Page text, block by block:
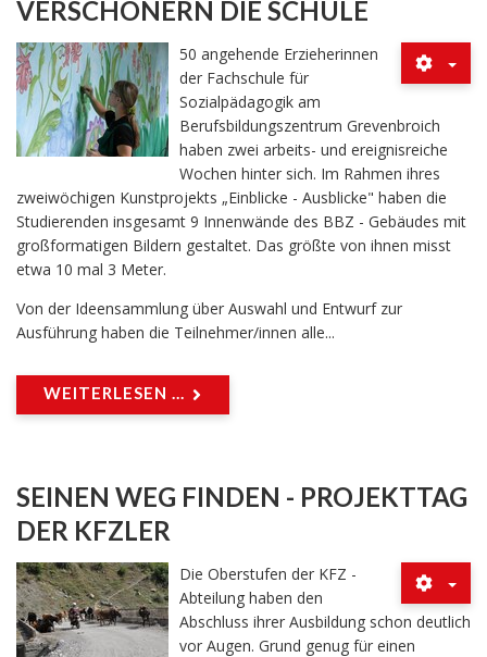
VERSCHÖNERN DIE SCHULE
50 angehende Erzieherinnen
der Fachschule für
Sozialpädagogik am
Berufsbildungszentrum Grevenbroich
haben zwei arbeits- und ereignisreiche
Wochen hinter sich. Im Rahmen ihres
zweiwöchigen Kunstprojekts „Einblicke - Ausblicke" haben die
Studierenden insgesamt 9 Innenwände des BBZ - Gebäudes mit
großformatigen Bildern gestaltet. Das größte von ihnen misst
etwa 10 mal 3 Meter.
Von der Ideensammlung über Auswahl und Entwurf zur
Ausführung haben die Teilnehmer/innen alle...
WEITERLESEN ...
SEINEN WEG FINDEN - PROJEKTTAG
DER KFZLER
Die Oberstufen der KFZ -
Abteilung haben den
Abschluss ihrer Ausbildung schon deutlich
vor Augen. Grund genug für einen